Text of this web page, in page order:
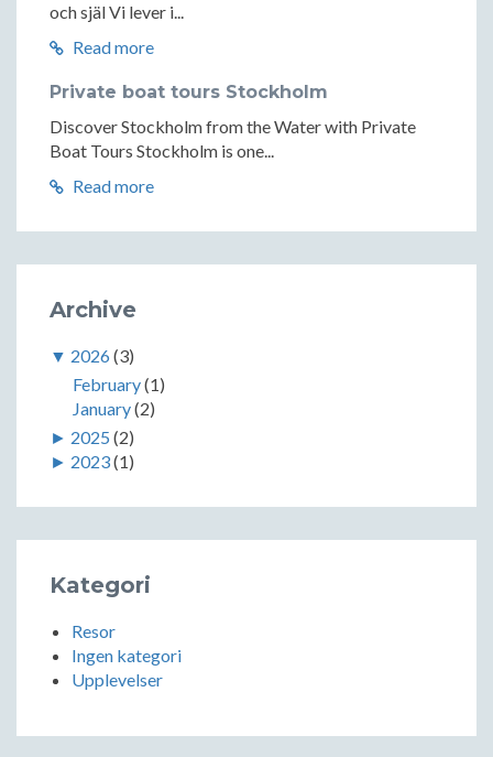
och själ Vi lever i...
Read more
Private boat tours Stockholm
Discover Stockholm from the Water with Private
Boat Tours Stockholm is one...
Read more
Archive
▼ 2026(3)
February(1)
January(2)
► 2025 (2)
► 2023(1)
Kategori
Resor
Ingen kategori
Upplevelser